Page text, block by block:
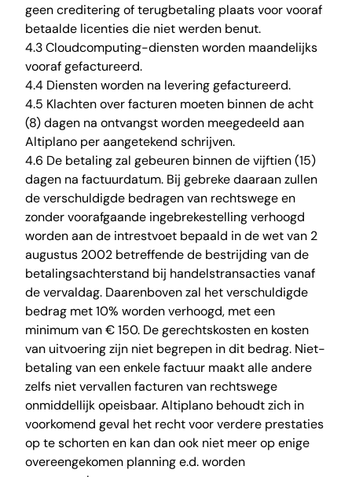
geen creditering of terugbetaling plaats voor vooraf
betaalde licenties die niet werden benut.
4.3 Cloudcomputing-diensten worden maandelijks
vooraf gefactureerd.
4.4 Diensten worden na levering gefactureerd.
4.5 Klachten over facturen moeten binnen de acht
(8) dagen na ontvangst worden meegedeeld aan
Altiplano per aangetekend schrijven.
4.6 De betaling zal gebeuren binnen de vijftien (15)
dagen na factuurdatum. Bij gebreke daaraan zullen
de verschuldigde bedragen van rechtswege en
zonder voorafgaande ingebrekestelling verhoogd
worden aan de intrestvoet bepaald in de wet van 2
augustus 2002 betreffende de bestrijding van de
betalingsachterstand bij handelstransacties vanaf
de vervaldag. Daarenboven zal het verschuldigde
bedrag met 10% worden verhoogd, met een
minimum van € 150. De gerechtskosten en kosten
van uitvoering zijn niet begrepen in dit bedrag. Niet-
betaling van een enkele factuur maakt alle andere
zelfs niet vervallen facturen van rechtswege
onmiddellijk opeisbaar. Altiplano behoudt zich in
voorkomend geval het recht voor verdere prestaties
op te schorten en kan dan ook niet meer op enige
overeengekomen planning e.d. worden